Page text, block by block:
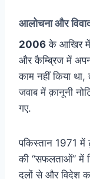
आलोचना और
2006 के आखिर में
और कैम्ब्रिज में
काम नहीं किया था,
जवाब में क़ानूनी
गए.
पकिस्तान 1971 में
की “सफलताओं” में
दलों से और विदेश